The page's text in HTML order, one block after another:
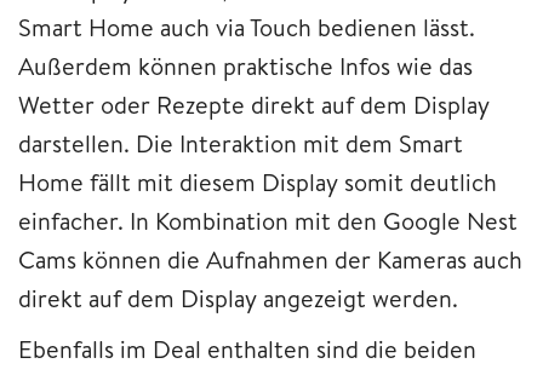
Smart Home auch via Touch bedienen lässt.
Außerdem können praktische Infos wie das
Wetter oder Rezepte direkt auf dem Display
darstellen. Die Interaktion mit dem Smart
Home fällt mit diesem Display somit deutlich
einfacher. In Kombination mit den Google Nest
Cams können die Aufnahmen der Kameras auch
direkt auf dem Display angezeigt werden.
Ebenfalls im Deal enthalten sind die beiden